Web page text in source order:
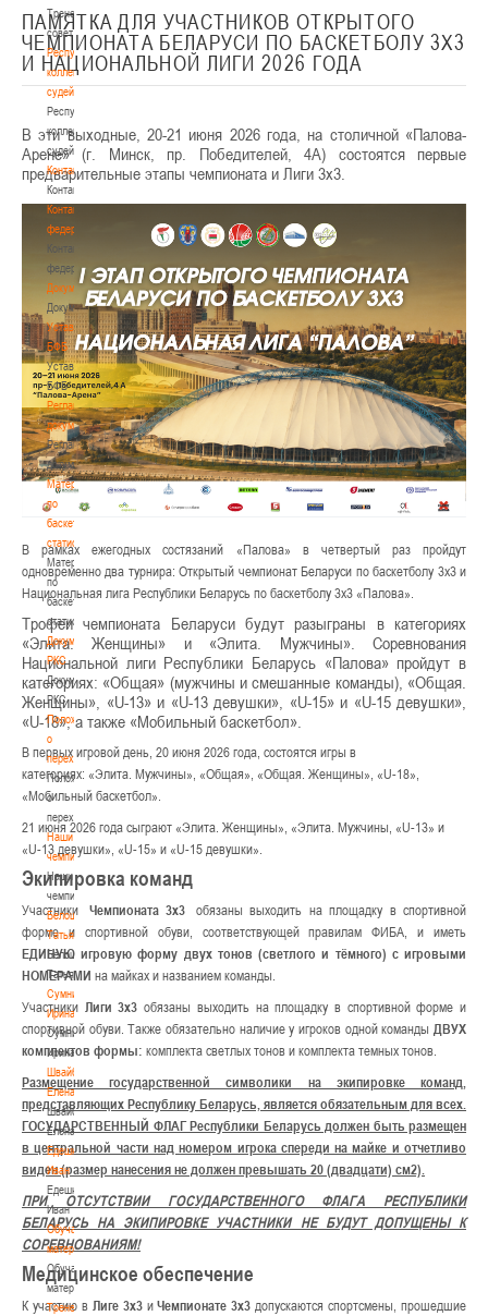
Тренерский
совет
Республиканская
коллегия
судей
Республиканская
коллегия
судей
Контакты
Контакты
Контакты
федерации
Контакты
федерации
Документы
Документы
Устав
БФБ
Устав
БФБ
Регламентирующие
документы
Регламентирующие
документы
Материалы
по
баскетбольной
статистике
Материалы
по
баскетбольной
статистике
Документы
РКС
Документы
РКС
Положение
о
переходах
Положение
о
переходах
Наши
чемпионы
Наши
чемпионы
Белошапко
Татьяна
Белошапко
Татьяна
Сумникова
Ирина
Сумникова
Ирина
Швайбович
Елена
Швайбович
Елена
Едешко
Иван
Едешко
Иван
Обучающие
материалы
Обучающие
материалы
Тренерам
ПАМЯТКА ДЛЯ УЧАСТНИКОВ ОТКРЫТОГО
ЧЕМПИОНАТА БЕЛАРУСИ ПО БАСКЕТБОЛУ 3Х3
И НАЦИОНАЛЬНОЙ ЛИГИ 2026 ГОДА
В эти выходные, 20-21 июня 2026 года, на столичной «Палова-
Арене» (г. Минск, пр. Победителей, 4А) состоятся первые
предварительные этапы чемпионата и Лиги 3х3.
В рамках ежегодных состязаний «Палова» в четвертый раз пройдут
одновременно два турнира: Открытый чемпионат Беларуси по баскетболу 3х3 и
Национальная лига Республики Беларусь по баскетболу 3х3 «Палова».
Трофеи чемпионата Беларуси будут разыграны в категориях
«Элита. Женщины» и «Элита. Мужчины». Соревнования
Национальной лиги Республики Беларусь «Палова» пройдут в
категориях: «Общая» (мужчины и смешанные команды), «Общая.
Женщины», «U-13» и «U-13 девушки», «U-15» и «U-15 девушки»,
«U-18», а также «Мобильный баскетбол».
В первых игровой день, 20 июня 2026 года, состоятся игры в
категориях: «Элита. Мужчины», «Общая», «Общая. Женщины», «U-18»,
«Мобильный баскетбол».
21 июня 2026 года сыграют «Элита. Женщины», «Элита. Мужчины, «U-13» и
«U-13 девушки», «U-15» и «U-15 девушки».
Экипировка команд
Участники Чемпионата 3х3 обязаны выходить на площадку в спортивной
форме и спортивной обуви, соответствующей правилам ФИБА, и иметь
ЕДИНУЮ игровую форму двух тонов (светлого и тёмного) с игровыми
НОМЕРАМИ на майках и названием команды.
Участники Лиги 3х3 обязаны выходить на площадку в спортивной форме и
спортивной обуви. Также обязательно наличие у игроков одной команды ДВУХ
комплектов формы: комплекта светлых тонов и комплекта темных тонов.
Размещение государственной символики на экипировке команд,
представляющих Республику Беларусь, является обязательным для всех.
ГОСУДАРСТВЕННЫЙ ФЛАГ Республики Беларусь должен быть размещен
в центральной части над номером игрока спереди на майке и отчетливо
виден (размер нанесения не должен превышать 20 (двадцати) см2).
ПРИ ОТСУТСТВИИ ГОСУДАРСТВЕННОГО ФЛАГА РЕСПУБЛИКИ
БЕЛАРУСЬ НА ЭКИПИРОВКЕ УЧАСТНИКИ НЕ БУДУТ ДОПУЩЕНЫ К
СОРЕВНОВАНИЯМ!
Медицинское обеспечение
К участию в Лиге 3х3 иЧемпионате 3х3 допускаются спортсмены, прошедшие